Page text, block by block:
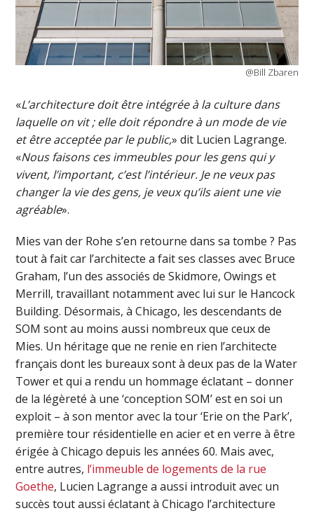
@Bill Zbaren
«L’architecture doit être intégrée à la culture dans
laquelle on vit ; elle doit répondre à un mode de vie
et être acceptée par le public,» dit Lucien Lagrange.
«Nous faisons ces immeubles pour les gens qui y
vivent, l’important, c’est l’intérieur. Je ne veux pas
changer la vie des gens, je veux qu’ils aient une vie
agréable».
Mies van der Rohe s’en retourne dans sa tombe ? Pas
tout à fait car l’architecte a fait ses classes avec Bruce
Graham, l’un des associés de Skidmore, Owings et
Merrill, travaillant notamment avec lui sur le Hancock
Building. Désormais, à Chicago, les descendants de
SOM sont au moins aussi nombreux que ceux de
Mies. Un héritage que ne renie en rien l’architecte
français dont les bureaux sont à deux pas de la Water
Tower et qui a rendu un hommage éclatant – donner
de la légèreté à une ‘conception SOM’ est en soi un
exploit – à son mentor avec la tour ‘Erie on the Park’,
première tour résidentielle en acier et en verre à être
érigée à Chicago depuis les années 60. Mais avec,
entre autres, l’immeuble de logements de la rue
Goethe, Lucien Lagrange a aussi introduit avec un
succès tout aussi éclatant à Chicago l’architecture